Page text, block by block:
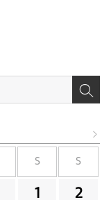
S S
1 2